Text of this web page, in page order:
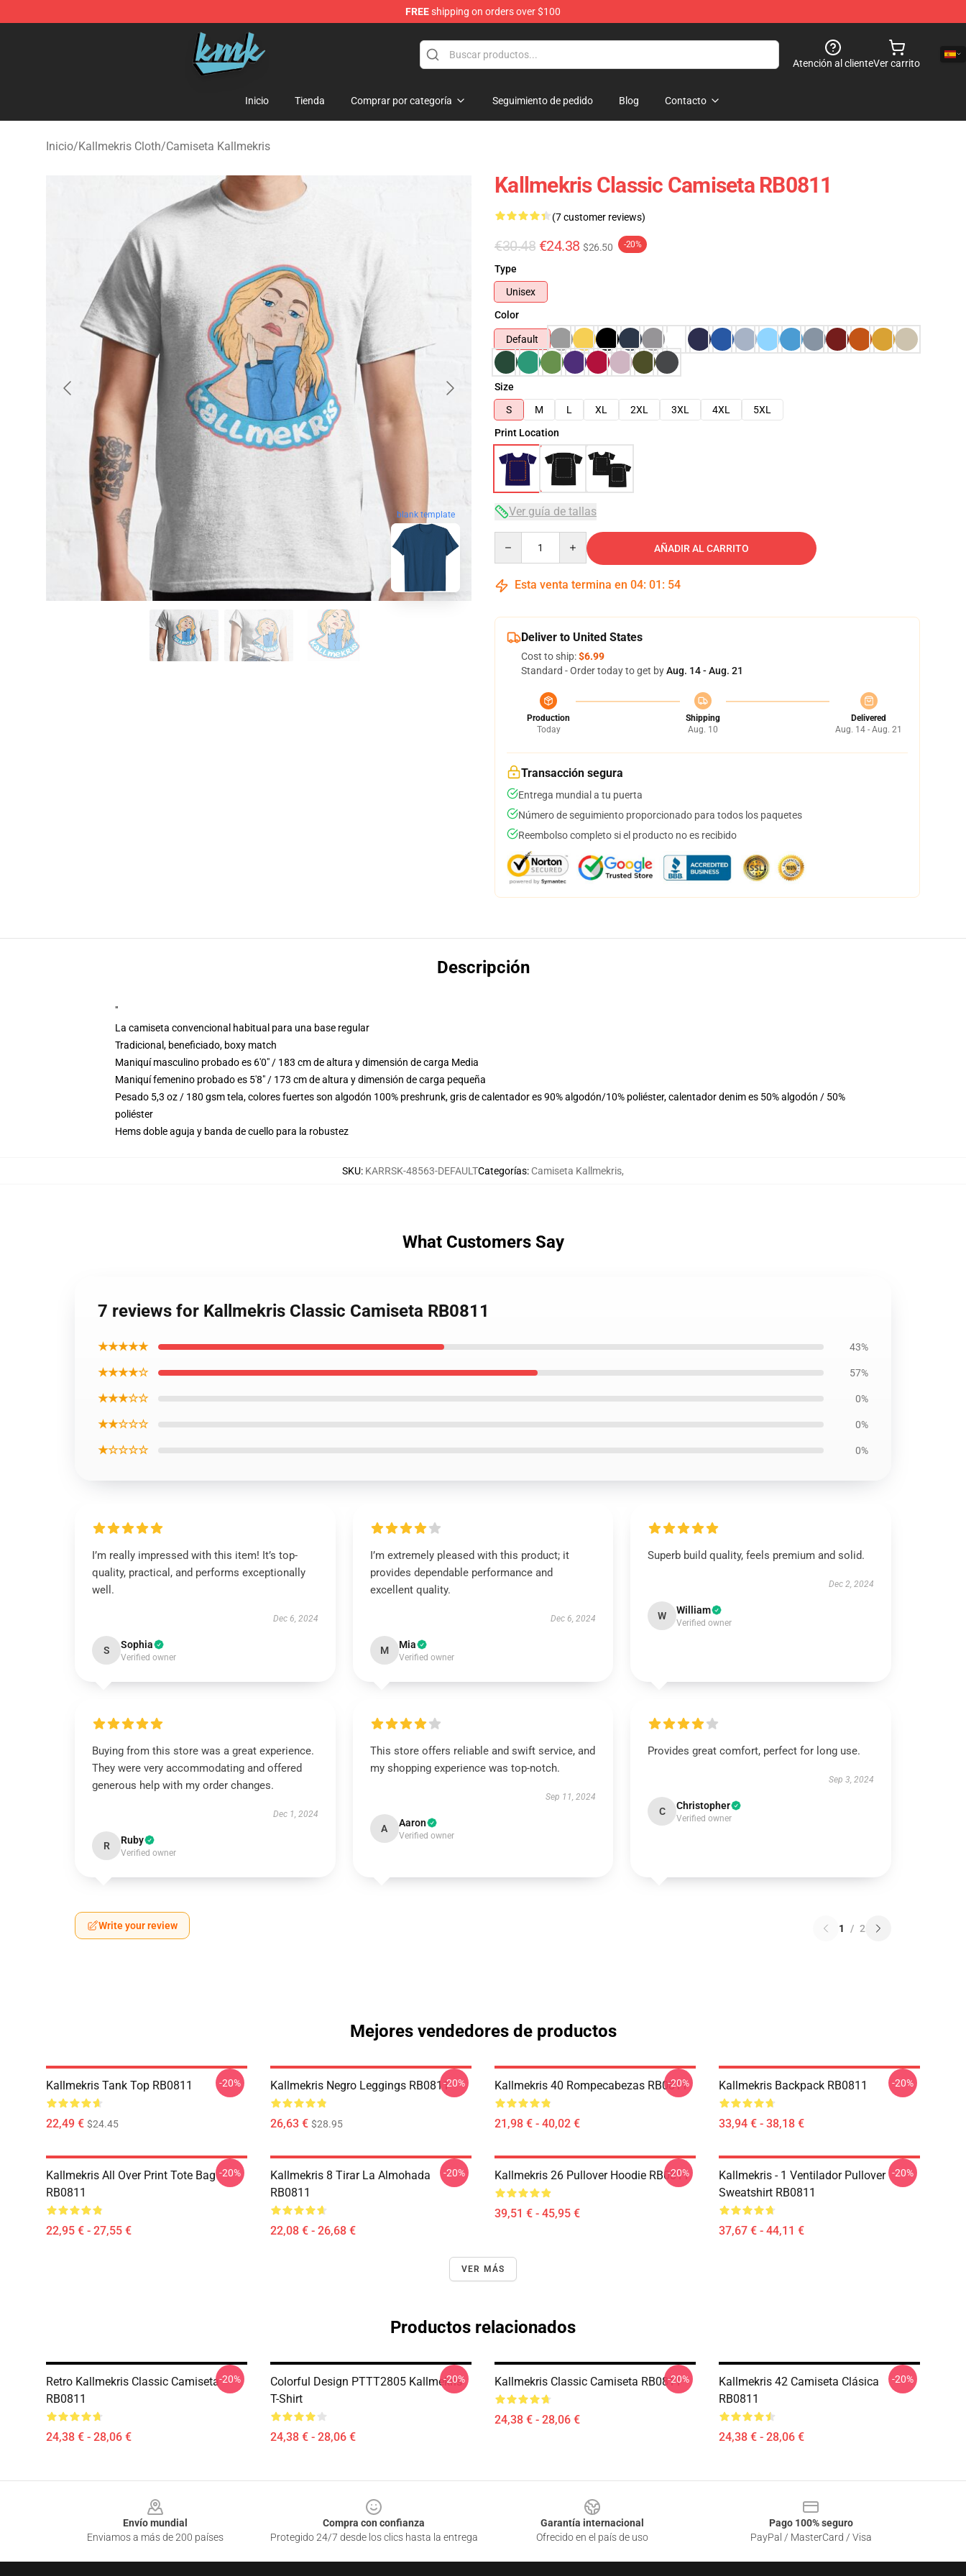
FREEshipping on orders over $100
KallMeKris Store - Official KallMeKris Merchandise Shop
Atención al clienteVer carrito
Inicio Tienda Comprar por categoría Seguimiento de pedido Blog Contacto
Inicio/Kallmekris Cloth/Camiseta Kallmekris
blank template
Kallmekris Classic Camiseta RB0811
(7 customer reviews)
€30.48 €24.38 $26.50 -20%
Type
Unisex
Color
Default
Size
S
M L XL 2XL 3XL 4XL
5XL
Print Location
Ver guía de tallas
AÑADIR AL CARRITO
Esta venta termina en 04: 01 : 53
Deliver to United States
Cost to ship:$6.99
Standard - Order today to get byAug. 14 - Aug. 21
Production
Today
Shipping
Aug. 10
Delivered
Aug. 14 - Aug. 21
Transacción segura
Entrega mundial a tu puerta
Número de seguimiento proporcionado para todos los paquetes
Reembolso completo si el producto no es recibido
Descripción
"
La camiseta convencional habitual para una base regular
Tradicional, beneficiado, boxy match
Maniquí masculino probado es 6'0" / 183 cm de altura y dimensión de carga Media
Maniquí femenino probado es 5'8" / 173 cm de altura y dimensión de carga pequeña
Pesado 5,3 oz / 180 gsm tela, colores fuertes son algodón 100% preshrunk, gris de calentador es 90% algodón/10% poliéster, calentador denim es 50% algodón / 50%
poliéster
Hems doble aguja y banda de cuello para la robustez
SKU: KARRSK-48563-DEFAULTCategorías: Camiseta Kallmekris,
What Customers Say
7 reviews for Kallmekris Classic Camiseta RB0811
★★★★★ 43%
★★★★☆ 57%
★★★☆☆ 0%
★★☆☆☆ 0%
★☆☆☆☆ 0%
I’m really impressed with this item! It’s top-
quality, practical, and performs exceptionally
well.
Dec 6, 2024
S Sophia
Verified owner
I’m extremely pleased with this product; it
provides dependable performance and
excellent quality.
Dec 6, 2024
M Mia
Verified owner
Superb build quality, feels premium and solid.
Dec 2, 2024
W William
Verified owner
Buying from this store was a great experience.
They were very accommodating and offered
generous help with my order changes.
Dec 1, 2024
R Ruby
Verified owner
This store offers reliable and swift service, and
my shopping experience was top-notch.
Sep 11, 2024
A Aaron
Verified owner
Provides great comfort, perfect for long use.
Sep 3, 2024
C Christopher
Verified owner
Write your review 1 / 2
Mejores vendedores de productos
Kallmekris Tank Top RB0811
22,49 € $24.45
-20% Kallmekris Negro Leggings RB0811
26,63 € $28.95
-20% Kallmekris 40 Rompecabezas RB0811
21,98 € - 40,02 €
-20% Kallmekris Backpack RB0811
33,94 € - 38,18 €
-20%
Kallmekris All Over Print Tote Bag
RB0811
22,95 € - 27,55 €
-20%
Kallmekris 8 Tirar La Almohada
RB0811
22,08 € - 26,68 €
-20% Kallmekris 26 Pullover Hoodie RB0811
39,51 € - 45,95 €
-20%
Kallmekris - 1 Ventilador Pullover
Sweatshirt RB0811
37,67 € - 44,11 €
-20%
VER MÁS
Productos relacionados
Retro Kallmekris Classic Camiseta
RB0811
24,38 € - 28,06 €
-20%
Colorful Design PTTT2805 Kallmekris
T-Shirt
24,38 € - 28,06 €
-20% Kallmekris Classic Camiseta RB0811
24,38 € - 28,06 €
-20%
Kallmekris 42 Camiseta Clásica
RB0811
24,38 € - 28,06 €
-20%
Envío mundial
Enviamos a más de 200 países
Compra con confianza
Protegido 24/7 desde los clics hasta la entrega
Garantía internacional
Ofrecido en el país de uso
Pago 100% seguro
PayPal / MasterCard / Visa